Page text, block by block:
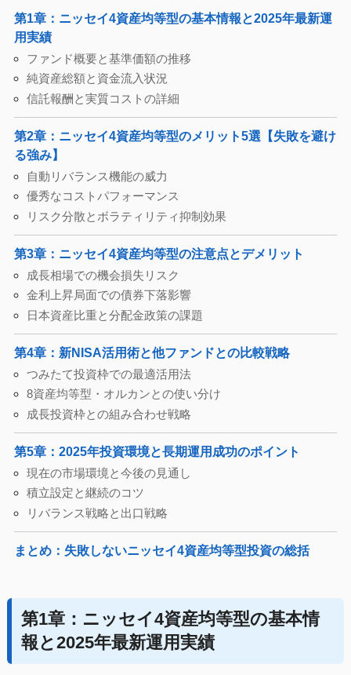
第1章：ニッセイ4資産均等型の基本情報と2025年最新運
用実績
ファンド概要と基準価額の推移
純資産総額と資金流入状況
信託報酬と実質コストの詳細
第2章：ニッセイ4資産均等型のメリット5選【失敗を避け
る強み】
自動リバランス機能の威力
優秀なコストパフォーマンス
リスク分散とボラティリティ抑制効果
第3章：ニッセイ4資産均等型の注意点とデメリット
成長相場での機会損失リスク
金利上昇局面での債券下落影響
日本資産比重と分配金政策の課題
第4章：新NISA活用術と他ファンドとの比較戦略
つみたて投資枠での最適活用法
8資産均等型・オルカンとの使い分け
成長投資枠との組み合わせ戦略
第5章：2025年投資環境と長期運用成功のポイント
現在の市場環境と今後の見通し
積立設定と継続のコツ
リバランス戦略と出口戦略
まとめ：失敗しないニッセイ4資産均等型投資の総括
第1章：ニッセイ4資産均等型の基本情
報と2025年最新運用実績